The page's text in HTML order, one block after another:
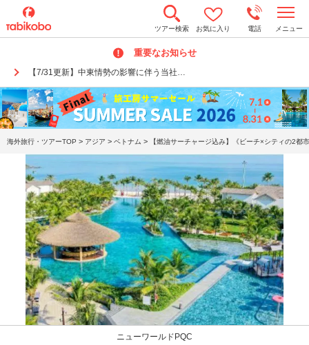
ツアー検索 お気に入り 電話 メニュー
重要なお知らせ
【7/31更新】中東情勢の影響に伴う当社…
o
n
a
v
i
g
a
t
海外旅行・ツアーTOP > アジア > ベトナム > 【燃油サーチャージ込み】《ビーチ×シティの2
ニューワールドPQC